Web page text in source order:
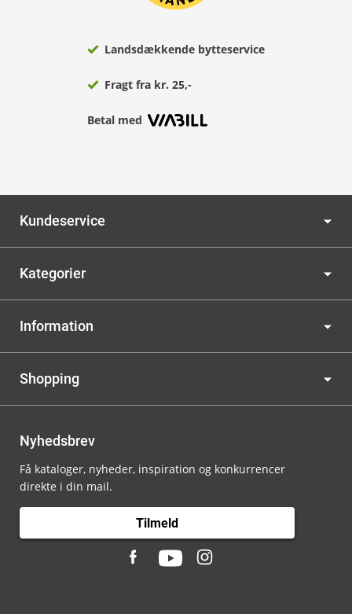
Landsdækkende bytteservice
Fragt fra kr. 25,-
Betal med
Kundeservice
Kategorier
Information
Shopping
Nyhedsbrev
Få kataloger, nyheder, inspiration og konkurrencer
direkte i din mail.
Tilmeld